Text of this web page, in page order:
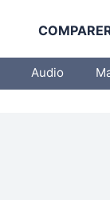
Audio